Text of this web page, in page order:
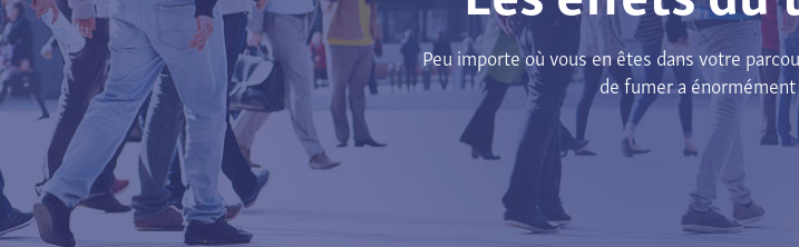
Peu importe où vous en êtes dans votre
de fumer a